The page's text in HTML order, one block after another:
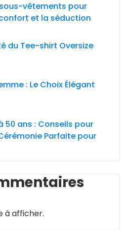
vêtements pour
et la séduction
du Tee-shirt Oversize
: Le Choix Élégant
50 ans : Conseils pour
Parfaite pour
à afficher.